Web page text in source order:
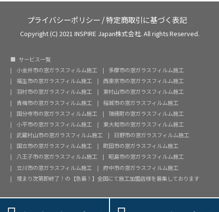
プライバシーポリシー /特定商取引に基づく表記
Copyright (C) 2021 INSPIRE Japan株式会社. All rights Reserved.
サービス一覧
小金井市の窓ガラスフィルム施工
多摩市の窓ガラスフィルム施工
福生市の窓ガラスフィルム施工
西東京市の窓ガラスフィルム施工
羽村市の窓ガラスフィルム施工
東村山市の窓ガラスフィルム施工
青梅市の窓ガラスフィルム施工
稲城市の窓ガラスフィルム施工
国分寺市の窓ガラスフィルム施工
瑞穂町の窓ガラスフィルム施工
小平市の窓ガラスフィルム施工
東大和市の窓ガラスフィルム施工
武蔵村山市の窓ガラスフィルム施工
日野市の窓ガラスフィルム施工
国立市の窓ガラスフィルム施工
町田市の窓ガラスフィルム施工
八王子市の窓ガラスフィルム施工
昭島市の窓ガラスフィルム施工
立川市の窓ガラスフィルム施工
府中市の窓ガラスフィルム施工
埋まり次第即終了！の【急募！】全国にて施工加盟店様を募集しております